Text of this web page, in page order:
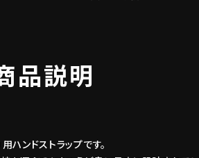
品説明
ハンドストラップです。